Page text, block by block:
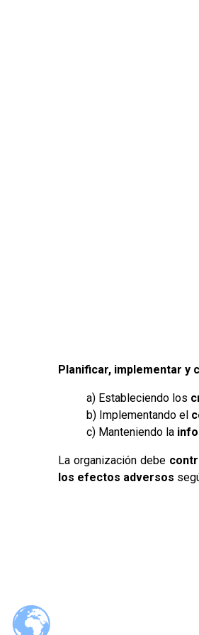
Planificar, implementar y
a) Estableciendo los
b) Implementando el
c) Manteniendo la
La organización debe
los efectos adversos